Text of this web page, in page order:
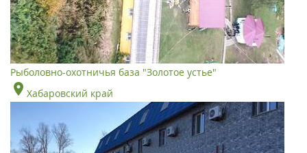
Рыболовно-охотничья база "Золотое устье"
Хабаровский край